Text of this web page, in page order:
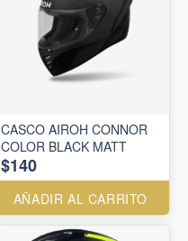
CASCO AIROH CONNOR
COLOR BLACK MATT
$140
AÑADIR AL CARRITO